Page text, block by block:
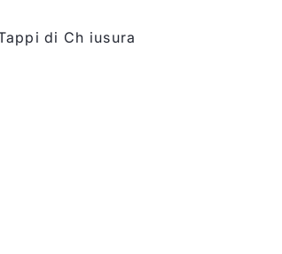
di Ch iusura